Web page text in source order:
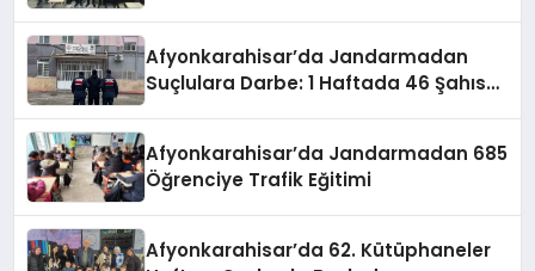
Afyonkarahisar’da Jandarmadan
Suçlulara Darbe: 1 Haftada 46 Şahıs
Afyonkarahisar’da Jandarmadan 685
Öğrenciye Trafik Eğitimi
Afyonkarahisar’da 62. Kütüphaneler